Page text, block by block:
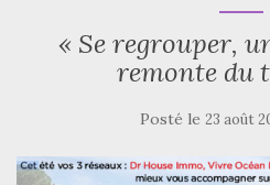
« Se regrouper,
remonte du
Posté le 23 août